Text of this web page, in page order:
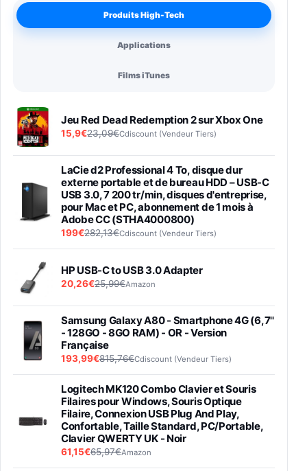
Produits High-Tech
Applications
Films iTunes
Jeu Red Dead Redemption 2 sur Xbox One
15,9€23,09€Cdiscount (Vendeur Tiers)
LaCie d2 Professional 4 To, disque dur
externe portable et de bureau HDD – USB-C
USB 3.0, 7 200 tr/min, disques d'entreprise,
pour Mac et PC, abonnement de 1 mois à
Adobe CC (STHA4000800)
199€282,13€Cdiscount (Vendeur Tiers)
HP USB-C to USB 3.0 Adapter
20,26€25,99€Amazon
Samsung Galaxy A80 - Smartphone 4G (6,7''
- 128GO - 8GO RAM) - OR - Version
Française
193,99€815,76€Cdiscount (Vendeur Tiers)
Logitech MK120 Combo Clavier et Souris
Filaires pour Windows, Souris Optique
Filaire, Connexion USB Plug And Play,
Confortable, Taille Standard, PC/Portable,
Clavier QWERTY UK - Noir
61,15€65,97€Amazon